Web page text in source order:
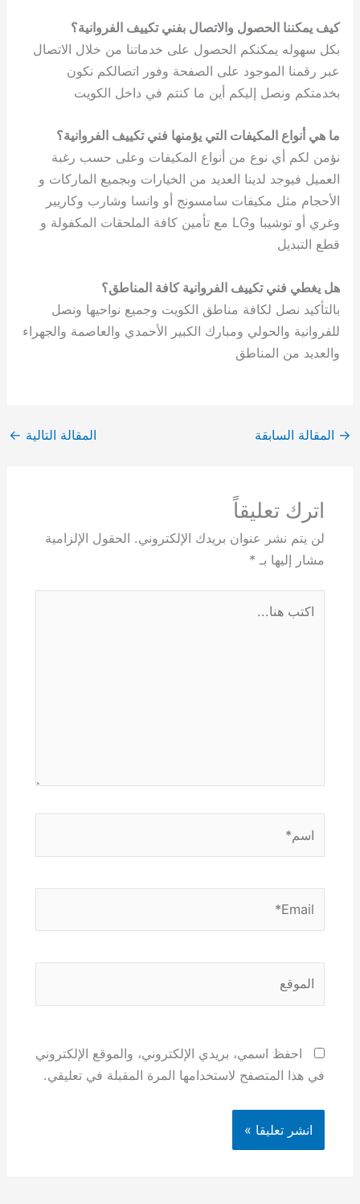
كيف يمكننا الحصول والاتصال بفني تكييف الفروانية؟
بكل سهوله يمكنكم الحصول على خدماتنا من خلال الاتصال
عبر رقمنا الموجود على الصفحة وفور اتصالكم نكون
بخدمتكم ونصل إليكم أين ما كنتم في داخل الكويت
ما هي أنواع المكيفات التي يؤمنها فني تكييف الفروانية؟
نؤمن لكم أي نوع من أنواع المكيفات وعلى حسب رغبة
العميل فيوجد لدينا العديد من الخيارات وبجميع الماركات و
الأحجام مثل مكيفات سامسونج أو وانسا وشارب وكاريير
وغري أو توشيبا وLG مع تأمين كافة الملحقات المكفولة و
قطع التبديل
هل يغطي فني تكييف الفروانية كافة المناطق؟
بالتأكيد نصل لكافة مناطق الكويت وجميع نواحيها ونصل
للفروانية والحولي ومبارك الكبير الأحمدي والعاصمة والجهراء
والعديد من المناطق
→ المقالة السابقة المقالة التالية ←
اترك تعليقاً
لن يتم نشر عنوان بريدك الإلكتروني. الحقول الإلزامية
مشار إليها بـ *
احفظ اسمي، بريدي الإلكتروني، والموقع الإلكتروني
في هذا المتصفح لاستخدامها المرة المقبلة في تعليقي.